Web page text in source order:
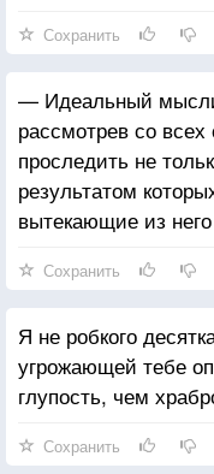
Сохранить
— Идеальный
рассмотрев со
проследить не
результатом
вытекающие из
Сохранить
Я не робкого
угрожающей тебе
глупость, чем
Сохранить